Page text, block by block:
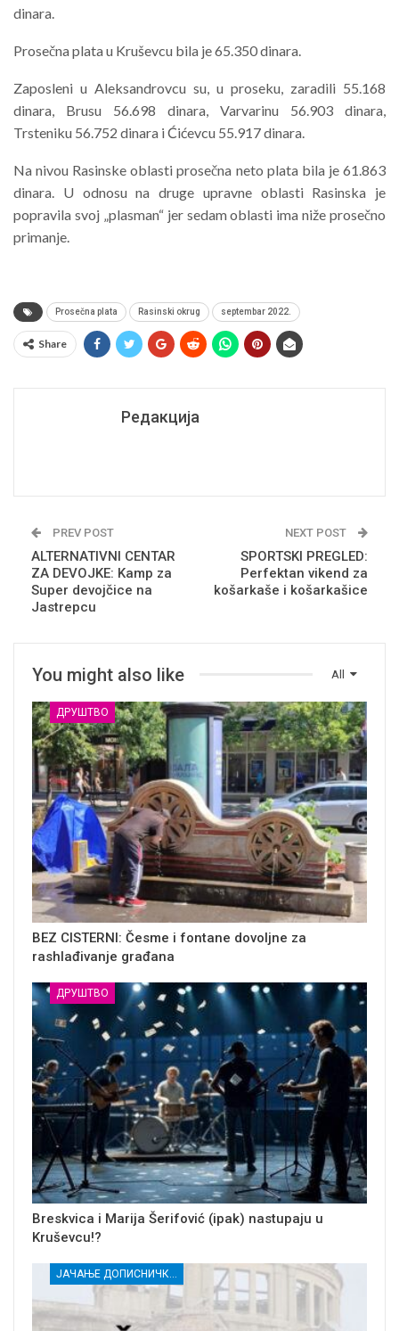
dinara.
Prosečna plata u Kruševcu bila je 65.350 dinara.
Zaposleni u Aleksandrovcu su, u proseku, zaradili 55.168
dinara, Brusu 56.698 dinara, Varvarinu 56.903 dinara,
Trsteniku 56.752 dinara i Ćićevcu 55.917 dinara.
Na nivou Rasinske oblasti prosečna neto plata bila je 61.863
dinara. U odnosu na druge upravne oblasti Rasinska je
popravila svoj „plasman“ jer sedam oblasti ima niže prosečno
primanje.
Prosečna plata Rasinski okrug septembar 2022.
Share
Редакција
PREV POST
ALTERNATIVNI CENTAR
ZA DEVOJKE: Kamp za
Super devojčice na
Jastrepcu
NEXT POST
SPORTSKI PREGLED:
Perfektan vikend za
košarkaše i košarkašice
All
You might also like
ДРУШТВО
BEZ CISTERNI: Česme i fontane dovoljne za
rashlađivanje građana
ДРУШТВО
Breskvica i Marija Šerifović (ipak) nastupaju u
Kruševcu!?
ЈАЧАЊЕ ДОПИСНИЧКЕ МРЕЖЕ НЕЗАВИСНИХ МЕДИЈА У РАСИНСКОМ ОКРУГУ